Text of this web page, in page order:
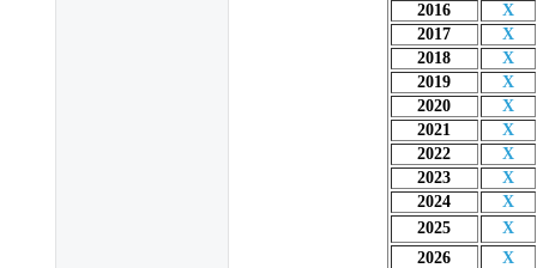
2016
X
2017
X
2018
X
2019
X
2020
X
2021
X
2022
X
2023
X
2024
X
2025
X
2026
X